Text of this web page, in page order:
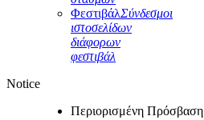
ΦεστιβάλΣύνδεσμοι
ιστοσελίδων
διάφορων
φεστιβάλ
Notice
Περιορισμένη Πρόσβαση